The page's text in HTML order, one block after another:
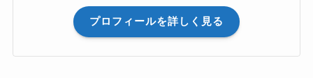
プロフィールを詳しく見る